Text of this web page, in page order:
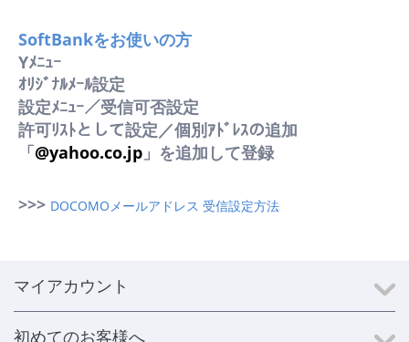
SoftBankをお使いの方
Yﾒﾆｭｰ
ｵﾘｼﾞﾅﾙﾒｰﾙ設定
設定ﾒﾆｭｰ／受信可否設定
許可ﾘｽﾄとして設定／個別ｱﾄﾞﾚｽの追加
「@yahoo.co.jp 」を追加して登録
>>> DOCOMOメールアドレス 受信設定方法
マイアカウント
初めてのお客様へ